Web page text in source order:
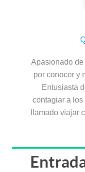
Apasionado
por conocer y
Entusiasta
contagiar a
llamado viajar